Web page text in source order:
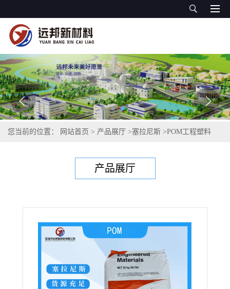
您当前的位置： 网站首页 > 产品展厅 >塞拉尼斯 >POM工程塑料
子材料 抗静电性 尺寸稳定性产品展厅